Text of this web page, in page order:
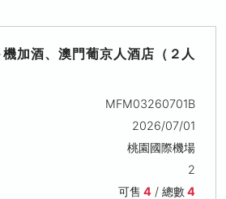
加酒、澳門葡京人酒店（２人
MFM03260701B
2026/07/01
桃園國際機場
2
可售 4/ 總數4